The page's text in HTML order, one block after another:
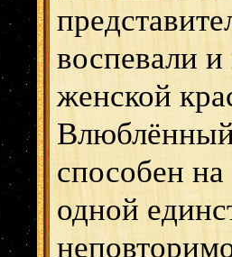
воспевали
женской
способен
одной